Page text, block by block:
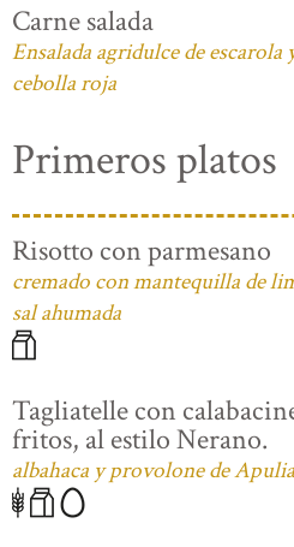
Carne salada
Ensalada agridulce de escarola
cebolla roja
Primeros platos
Risotto con parmesano
cremado con mantequilla de
sal ahumada
Tagliatelle con
fritos, al estilo Nerano.
albahaca y provolone de Apulia